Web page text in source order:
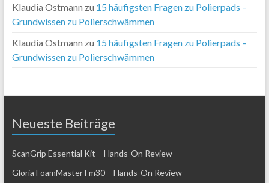
Klaudia Ostmann zu 15 häufigsten Fragen zu Polierpads –
Grundwissen zu Polierschwämmen
Klaudia Ostmann zu 15 häufigsten Fragen zu Polierpads –
Grundwissen zu Polierschwämmen
Neueste Beiträge
ScanGrip Essential Kit – Hands-On Review
Gloria FoamMaster Fm30 – Hands-On Review